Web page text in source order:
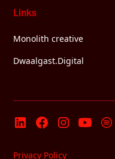
Links
Monolith creative
Dwaalgast.Digital
Privacy Policy